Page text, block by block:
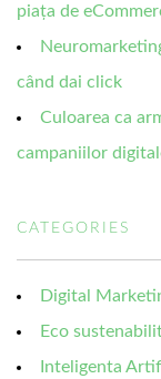
piața de
când dai click
Culoarea ca
campaniilor
CATEGORIES
Digital
Eco
Inteligenta